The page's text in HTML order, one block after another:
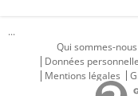
...
Qui sommes-nous
Données
Mentions légales